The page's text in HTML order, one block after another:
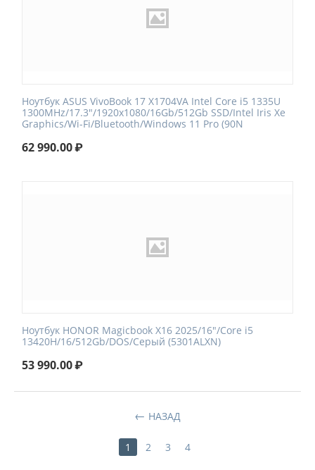
Ноутбук ASUS VivoBook 17 X1704VA Intel Core i5 1335U
1300MHz/17.3"/1920x1080/16Gb/512Gb SSD/Intel Iris Xe
Graphics/Wi-Fi/Bluetooth/Windows 11 Pro (90N
62 990.00₽
Ноутбук HONOR Magicbook X16 2025/16"/Core i5
13420H/16/512Gb/DOS/Серый (5301ALXN)
53 990.00₽
НАЗАД
1 2 3 4